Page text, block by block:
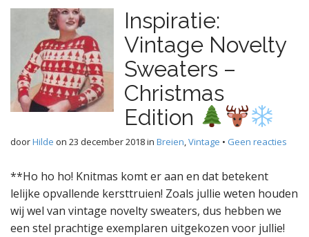
Inspiratie:
Vintage Novelty
Sweaters –
Christmas
Edition
doorHilde on 23 december 2018in Breien,Vintage • Geen reacties
**Ho ho ho! Knitmas komt er aan en dat betekent
lelijke opvallende kersttruien! Zoals jullie weten houden
wij wel van vintage novelty sweaters, dus hebben we
een stel prachtige exemplaren uitgekozen voor jullie!